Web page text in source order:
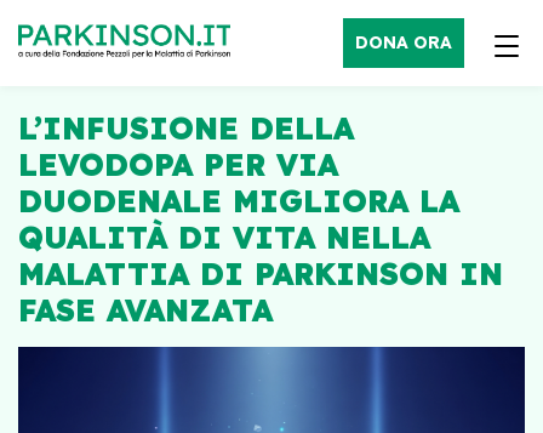
DONA ORA
L’INFUSIONE DELLA
LEVODOPA PER VIA
DUODENALE MIGLIORA LA
QUALITÀ DI VITA NELLA
MALATTIA DI PARKINSON IN
FASE AVANZATA